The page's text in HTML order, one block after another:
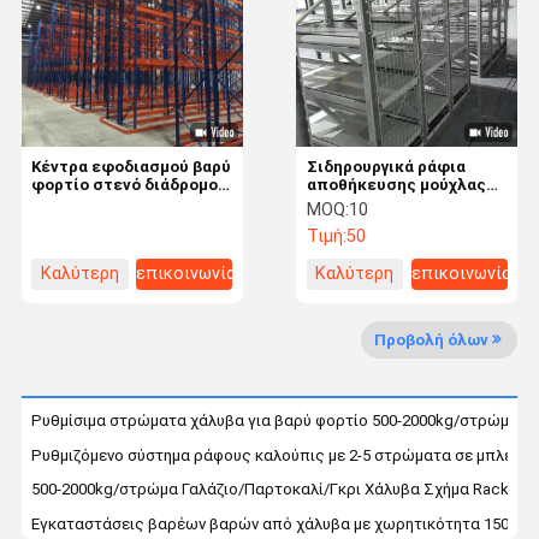
Επισκεψή
Εργοστασίου
Έλεγχος
Ποιότητας
Επικοινωνήσ
Τε Μαζί Μας
Ειδήσεις
Προσφορά
βαρέα φορτία Φαλετοστάσια
Πολύ στενός βασανισμός παλετών διαδρόμων
Σιδηρουργικά ράφια
αποθήκευσης μούχλας
ένεσης, ρυθμιζόμενα
ράφια μούχλας 2-5
στρωμάτων
MOQ:10
Τιμή:50
Καλύτερη
επικοινωνία
Κέντρα εφοδιασμού βαρύ
φορτίο στενό διάδρομο
Καλύτερη
επικοινωνία
Προβολή όλων
Ρυθμίσιμα στρώματα χάλυβα για βαρύ φορτίο 500-2000kg/στρώμα
Ρυθμιζόμενο σύστημα ράφους καλούπις με 2-5 στρώματα σε μπλε
500-2000kg/στρώμα Γαλάζιο/Παρτοκαλί/Γκρι Χάλυβα Σχήμα
Εγκαταστάσεις βαρέων βαρών από χάλυβα με χωρητικότητα 1500